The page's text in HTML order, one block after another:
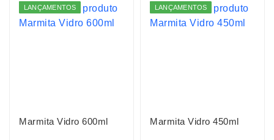
LANÇAMENTOS
Marmita Vidro 600ml
LANÇAMENTOS
Marmita Vidro 450ml